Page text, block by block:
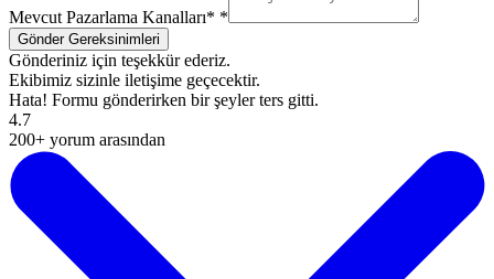
Mevcut Pazarlama Kanalları* *
Gönderiniz için teşekkür ederiz.
Ekibimiz sizinle iletişime geçecektir.
Hata! Formu gönderirken bir şeyler ters gitti.
4.7
200+ yorum arasından